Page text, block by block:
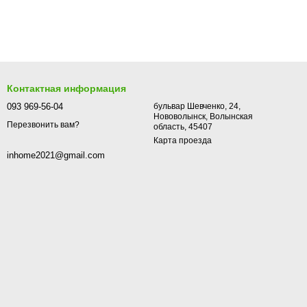
Контактная информация
093 969-56-04
Перезвонить вам?
inhome2021@gmail.com
бульвар Шевченко, 24,
Нововолынск, Волынская
область, 45407
Карта проезда